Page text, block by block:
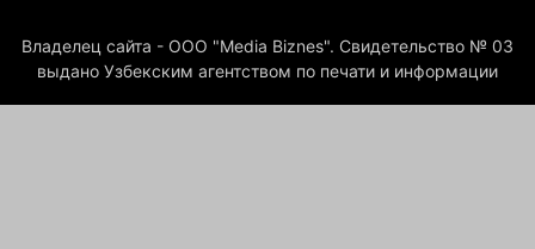
Владелец сайта - ООО "Media Biznes". Свидетельство № 03
выдано Узбекским агентством по печати и информации